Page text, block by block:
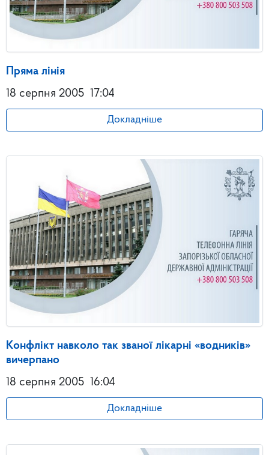
Пряма лінія
18 серпня 2005 17:04
Докладніше
Конфлікт навколо так званої лікарні «водників»
вичерпано
18 серпня 2005 16:04
Докладніше